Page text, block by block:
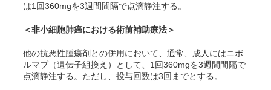
は1回360mgを3週間間隔で点滴静注する。
＜非小細胞肺癌における術前補助療法＞
他の抗悪性腫瘍剤との併用において、通常、成人にはニボ
ルマブ（遺伝子組換え）として、1回360mgを3週間間隔で
点滴静注する。ただし、投与回数は3回までとする。